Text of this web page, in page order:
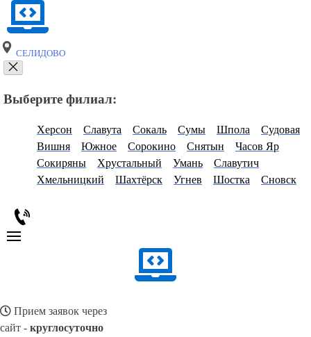
СЕЛИДОВО
Выберите филиал:
Херсон Славута Сокаль Сумы Шпола
Судовая
Вишня
Южное Сорокино Снятын
Часов Яр
Сокиряны
Хрустальный Умань
Славутич
Хмельницкий
Шахтёрск Угнев Шостка Сновск
Прием заявок через
сайт - круглосуточно